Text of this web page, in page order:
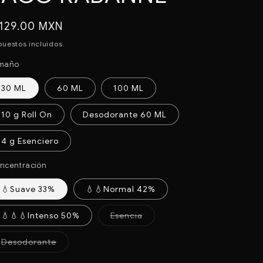
MXN
incluidos.
30 ML 60 ML 100 ML
10 g Roll On Desodorante 60 ML
4 g Esenciero
💧Suave 33% 💧💧Normal 42%
💧💧💧Intenso 50% EsenciaVariante
agotada
DesodoranteVariante
agotada